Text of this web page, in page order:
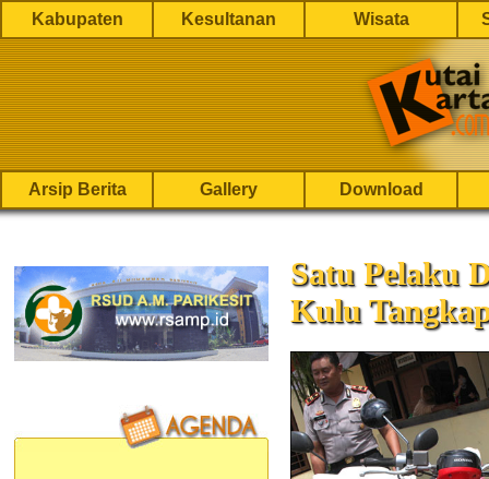
Kabupaten Kesultanan Wisata
Arsip Berita Gallery Download
Satu Pelaku
Kulu